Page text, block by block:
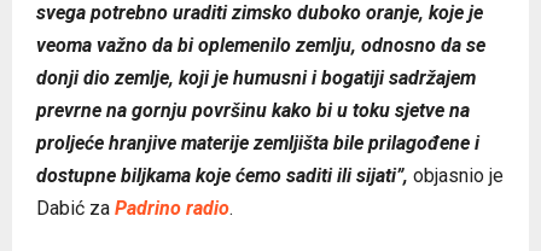
svega potrebno uraditi zimsko duboko oranje, koje je
veoma važno da bi oplemenilo zemlju, odnosno da se
donji dio zemlje, koji je humusni i bogatiji sadržajem
prevrne na gornju površinu kako bi u toku sjetve na
proljeće hranjive materije zemljišta bile prilagođene i
dostupne biljkama koje ćemo saditi ili sijati”, objasnio je
Dabić za Padrino radio.